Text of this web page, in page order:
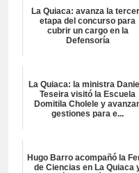
La Quiaca: avanza la
etapa del concurso para
cubrir un cargo en la
Defensoría
La Quiaca: la ministra
Teseira visitó la Escuela
Domitila Cholele y
gestiones para e...
Hugo Barro acompañó la
de Ciencias en La Quiaca